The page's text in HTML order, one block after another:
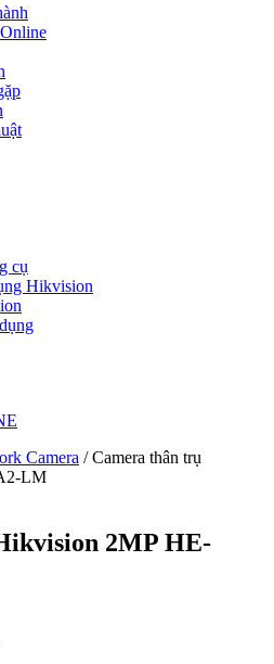
cụ
Hikvision
Camera / Camera thân trụ
LM
2MP HE-